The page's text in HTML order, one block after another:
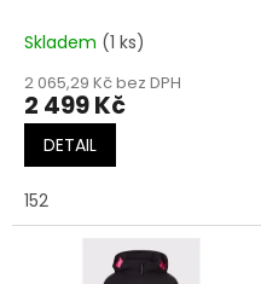
Skladem (1 ks)
2 065,29 Kč bez DPH
2 499 Kč
DETAIL
152